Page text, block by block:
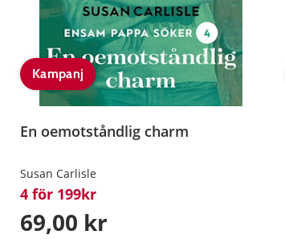
Kampanj
En oemotståndlig charm
Susan Carlisle
4 för 199kr
69,00 kr